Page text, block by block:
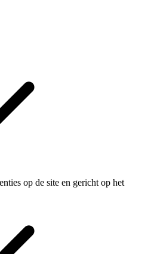
op de site en gericht op het